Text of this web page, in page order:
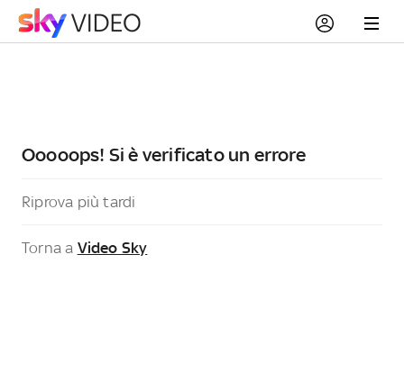
Ooooops! Si è verificato un errore
Riprova più tardi
Torna a Video Sky